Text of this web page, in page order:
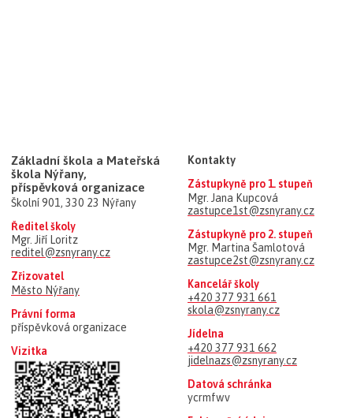
Základní škola a Mateřská
škola Nýřany,
příspěvková organizace
Školní 901, 330 23 Nýřany
Ředitel školy
Mgr. Jiří Loritz
reditel@zsnyrany.cz
Zřizovatel
Město Nýřany
Právní forma
příspěvková organizace
Vizitka
Kontakty
Zástupkyně pro 1. stupeň
Mgr. Jana Kupcová
zastupce1st@zsnyrany.cz
Zástupkyně pro 2. stupeň
Mgr. Martina Šamlotová
zastupce2st@zsnyrany.cz
Kancelář školy
+420 377 931 661
skola@zsnyrany.cz
Jídelna
+420 377 931 662
jidelnazs@zsnyrany.cz
Datová schránka
ycrmfwv